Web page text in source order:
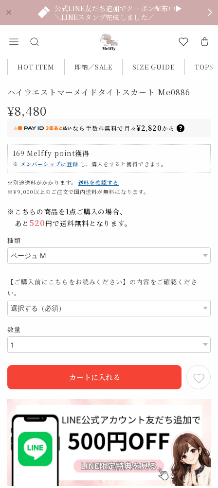
公式LINE友だち追加でクーポン配布中▶
＼LINEスタンプ完成しました／
HOT ITEM 即納／SALE SIZE GUIDE TOPS
ハイウエストマーメイドタイトスカート Me0886
¥8,480
なら 手数料無料で 月々¥2,820から
169 Melffy point獲得
※ メンバーシップに登録 し、購入をすると獲得できます。
※別途送料がかかります。
送料を確認する
※¥9,000以上のご注文で国内送料が無料になります。
※こちらの商品を1点ご購入の場合、
あと 520円で送料無料となります。
種類
【ご購入前にこちらをお読みください】の内容をご確認くださ
い。
数量
カートに入れる